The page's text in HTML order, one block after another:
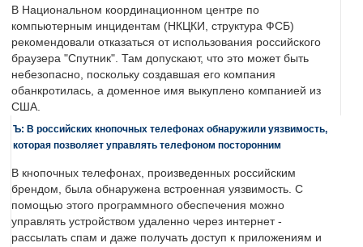
В Национальном координационном центре по
компьютерным инцидентам (НКЦКИ, структура ФСБ)
рекомендовали отказаться от использования российского
браузера "Спутник". Там допускают, что это может быть
небезопасно, поскольку создавшая его компания
обанкротилась, а доменное имя выкуплено компанией из
США.
Ъ: В российских кнопочных телефонах обнаружили уязвимость,
которая позволяет управлять телефоном посторонним
В кнопочных телефонах, произведенных российским
брендом, была обнаружена встроенная уязвимость. С
помощью этого программного обеспечения можно
управлять устройством удаленно через интернет -
рассылать спам и даже получать доступ к приложениям и